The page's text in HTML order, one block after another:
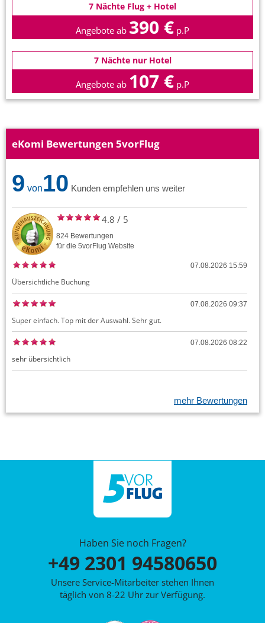
7 Nächte Flug + Hotel
Angebote ab 390 € p.P
7 Nächte nur Hotel
Angebote ab 107 € p.P
eKomi Bewertungen 5vorFlug
9 von10 Kunden empfehlen uns weiter
4.8 / 5
824 Bewertungen
für die 5vorFlug Website
07.08.2026 15:59
Übersichtliche Buchung
07.08.2026 09:37
Super einfach. Top mit der Auswahl. Sehr gut.
07.08.2026 08:22
sehr übersichtlich
mehr Bewertungen
Haben Sie noch Fragen?
+49 2301 94580650
Unsere Service-Mitarbeiter stehen Ihnen
täglich von 8-22 Uhr zur Verfügung.